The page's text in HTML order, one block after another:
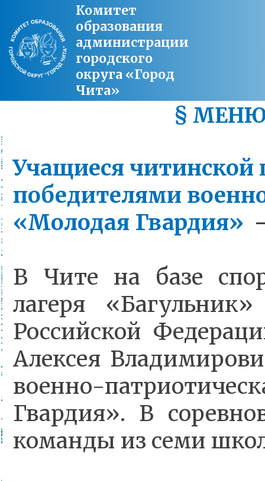
Комитет
образования
администрации
городского
округа «Город
Чита»
§
Учащиеся
победителями
«Молодая Гвардия»
В Чите на базе
лагеря
Российской
Алексея
военно-
Гвардия». В
команды из семи